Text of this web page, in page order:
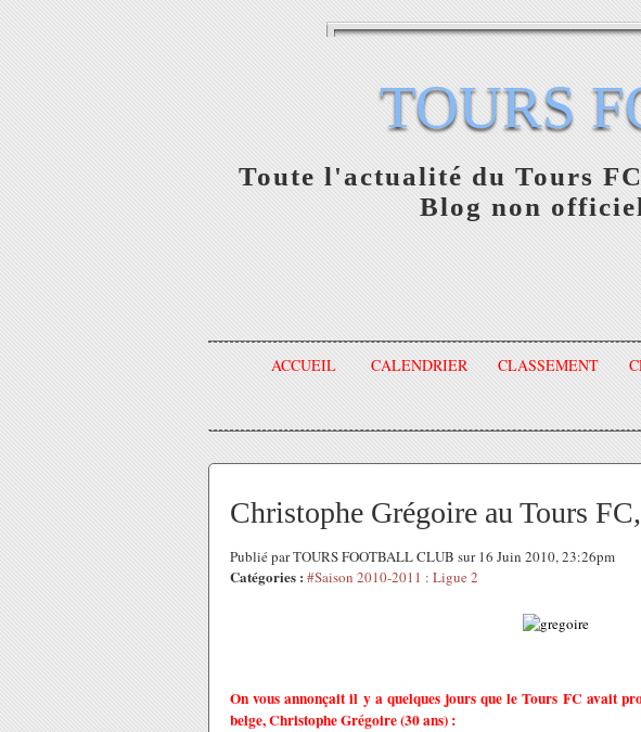
TOURS
Toute l'actualité du Tours
Blog non
ACCUEIL CALENDRIER CLASSEMENT
Christophe Grégoire au Tours
Publié par TOURS FOOTBALL CLUB sur 16 Juin 2010, 23:26pm
Catégories : #Saison 2010-2011 : Ligue 2
On vous annonçait il y a quelques jours que le Tours FC avait
belge,Christophe Grégoire (30 ans) :